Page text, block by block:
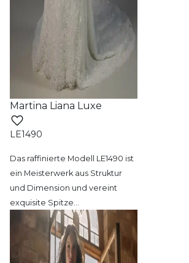
Martina Liana Luxe
LE1490
Das raffinierte Modell LE1490 ist
ein Meisterwerk aus Struktur
und Dimension und vereint
exquisite Spitze